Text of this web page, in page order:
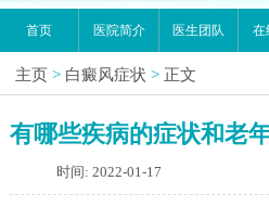
首页 医院简介 医生团队 在
主页 > 白癜风症状 > 正文
有哪些疾病的症状和老
时间: 2022-01-17